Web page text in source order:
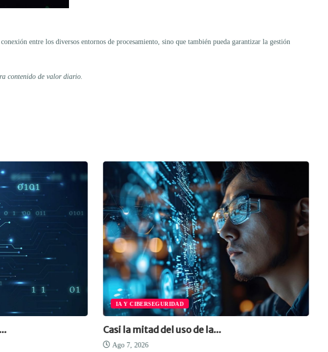
entre los diversos entornos de procesamiento, sino que también pueda garantizar la gestión
contenido de valor diario.
IA Y CIBERSEGURIDAD
Casi la mitad del uso de la...
Ago 7, 2026